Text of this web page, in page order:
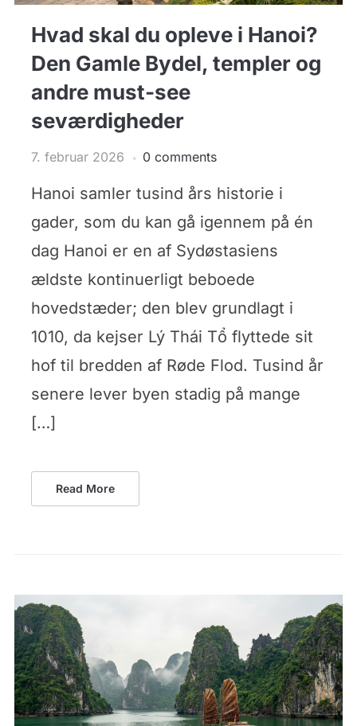
Hvad skal du opleve i Hanoi?
Den Gamle Bydel, templer og
andre must-see
seværdigheder
7. februar 2026 0 comments
Hanoi samler tusind års historie i
gader, som du kan gå igennem på én
dag Hanoi er en af Sydøstasiens
ældste kontinuerligt beboede
hovedstæder; den blev grundlagt i
1010, da kejser Lý Thái Tổ flyttede sit
hof til bredden af Røde Flod. Tusind år
senere lever byen stadig på mange
[…]
Read More